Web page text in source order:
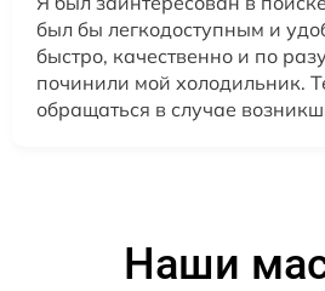
был бы легкодоступным и
быстро, качественно и по
починили мой холодильник.
обращаться в случае
Наши